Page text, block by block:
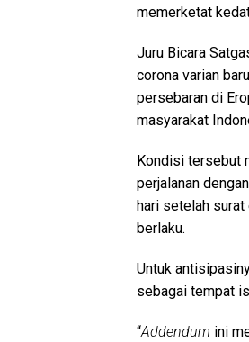
memerketat
Juru Bicara
corona varian
persebaran di
masyarakat
Kondisi tersebut
perjalanan
hari setelah surat
berlaku.
Untuk
sebagai tempat
“Addendum ini